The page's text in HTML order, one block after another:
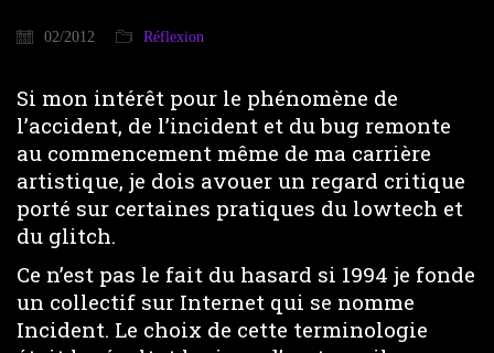
02/2012 Réflexion
Si mon intérêt pour le phénomène de
l’accident, de l’incident et du bug remonte
au commencement même de ma carrière
artistique, je dois avouer un regard critique
porté sur certaines pratiques du lowtech et
du glitch.
Ce n’est pas le fait du hasard si 1994 je fonde
un collectif sur Internet qui se nomme
Incident. Le choix de cette terminologie